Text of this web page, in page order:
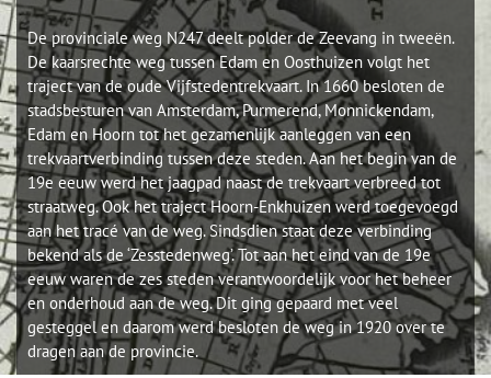
De provinciale weg N247 deelt polder de Zeevang in tweeën.
De kaarsrechte weg tussen Edam en Oosthuizen volgt het
traject van de oude Vijfstedentrekvaart. In 1660 besloten de
stadsbesturen van Amsterdam, Purmerend, Monnickendam,
Edam en Hoorn tot het gezamenlijk aanleggen van een
trekvaartverbinding tussen deze steden. Aan het begin van de
19e eeuw werd het jaagpad naast de trekvaart verbreed tot
straatweg. Ook het traject Hoorn-Enkhuizen werd toegevoegd
aan het tracé van de weg. Sindsdien staat deze verbinding
bekend als de ‘Zesstedenweg’. Tot aan het eind van de 19e
eeuw waren de zes steden verantwoordelijk voor het beheer
en onderhoud aan de weg. Dit ging gepaard met veel
gesteggel en daarom werd besloten de weg in 1920 over te
dragen aan de provincie.